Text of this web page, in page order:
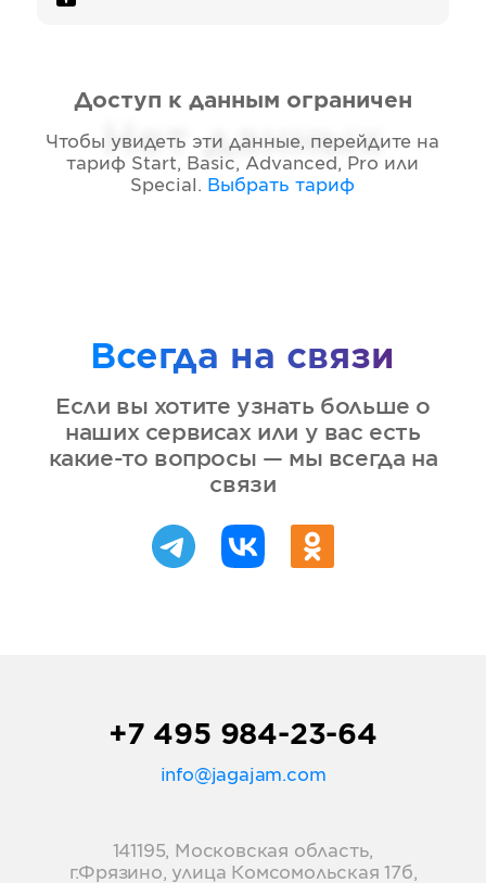
Нет данных
Доступ к данным ограничен
Чтобы увидеть эти данные, перейдите на
тариф Start, Basic, Advanced, Pro или
Special . Выбрать тариф
Всегда на связи
Если вы хотите узнать больше о
наших сервисах или у вас есть
какие-то вопросы — мы всегда на
связи
+7 495 984-23-64
info@jagajam.com
141195, Московская область,
г.Фрязино, улица Комсомольская 17б,